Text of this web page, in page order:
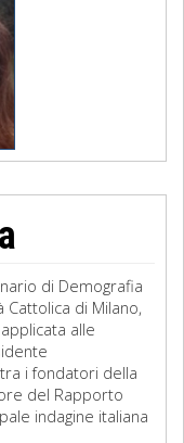
di Demografia
Cattolica di Milano,
alle
i fondatori della
del Rapporto
indagine italiana